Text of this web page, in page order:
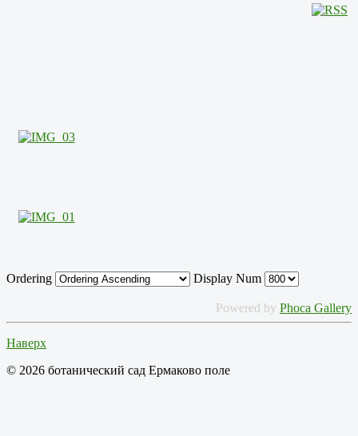
Ordering Display Num
Powered by Phoca Gallery
Наверх
© 2026 ботанический сад Ермаково поле